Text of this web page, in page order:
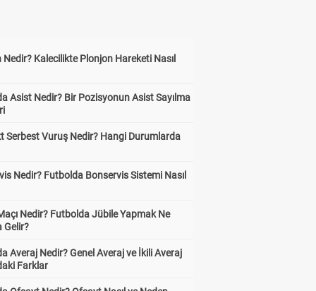
Nedir? Kalecilikte Plonjon Hareketi Nasıl
Asist Nedir? Bir Pozisyonun Asist Sayılma
Serbest Vuruş Nedir? Hangi Durumlarda
Nedir? Futbolda Bonservis Sistemi Nasıl
Nedir? Futbolda Jübile Yapmak Ne
Gelir?
Averaj Nedir? Genel Averaj ve İkili Averaj
Farklar